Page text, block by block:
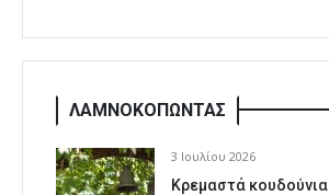
ΛΑΜΝΟΚΟΠΩΝΤΑΣ
3 Ιουλίου 2026
Κρεμαστά κουδούνια